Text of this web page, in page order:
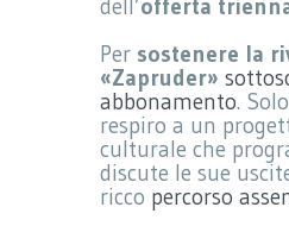
dell’offerta
Per sostenere la
«Zapruder»
abbonamento.
respiro a un
culturale che
discute le sue
ricco percorso